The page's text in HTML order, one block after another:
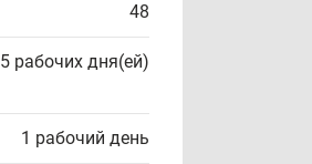
48
5 рабочих дня(ей)
1 рабочий день